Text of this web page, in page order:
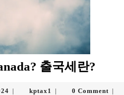
출국세란?
| kptax1 | 0 Comment |